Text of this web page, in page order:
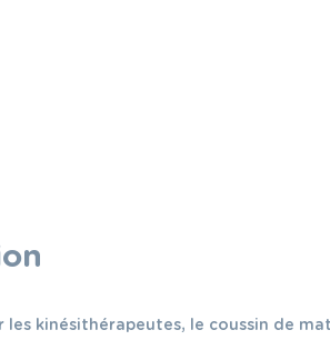
les kinésithérapeutes, le coussin de